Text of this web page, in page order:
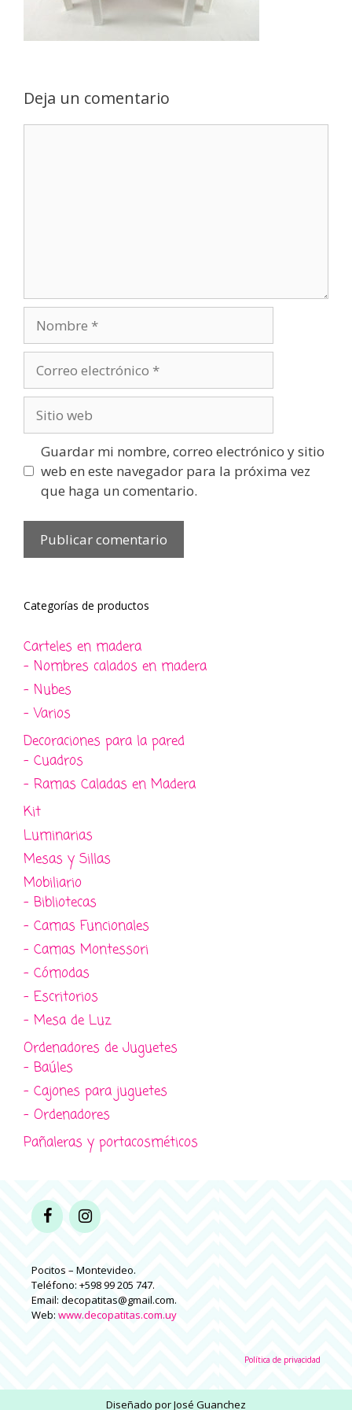
Deja un comentario
electrónico
web
Guardar mi nombre, correo electrónico y sitio
web en este navegador para la próxima vez
que haga un comentario.
Categorías de productos
Carteles en madera
- Nombres calados en madera
- Nubes
- Varios
Decoraciones para la pared
- Cuadros
- Ramas Caladas en Madera
Kit
Luminarias
Mesas y Sillas
Mobiliario
- Bibliotecas
- Camas Funcionales
- Camas Montessori
- Cómodas
- Escritorios
- Mesa de Luz
Ordenadores de Juguetes
- Baúles
- Cajones para juguetes
- Ordenadores
Pañaleras y portacosméticos
Pocitos – Montevideo.
Teléfono: +598 99 205 747.
Email: decopatitas@gmail.com.
Web: www.decopatitas.com.uy
Política de privacidad
Diseñado porJosé Guanchez